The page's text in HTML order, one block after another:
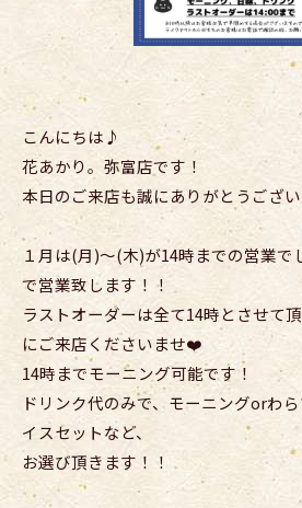
こんにちは♪
花あかり。弥富店です！
本日のご来店も誠にありがとうござ
１月は(月)〜(木)が14時までの営業で
で営業致します！！
ラストオーダーは全て14時とさせて
にご来店くださいませ❤️
14時までモーニング可能です！
ドリンク代のみで、モーニングorわ
イスセットなど、
お選び頂きます！！